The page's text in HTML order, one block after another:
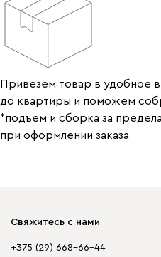
Привезем товар в удобное
до квартиры и поможем
*подъем и сборка за
при оформлении заказа
Свяжитесь с нами
+375 (29) 668-66-44